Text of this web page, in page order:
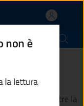
/
rifiuti (Tari) oltre la
non è
la lettura